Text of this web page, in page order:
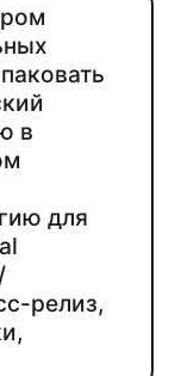
в
для
релиз,